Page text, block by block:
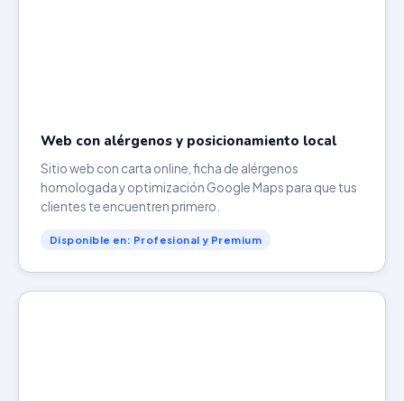
Web con alérgenos y posicionamiento local
Sitio web con carta online, ficha de alérgenos
homologada y optimización Google Maps para que tus
clientes te encuentren primero.
Disponible en: Profesional y Premium